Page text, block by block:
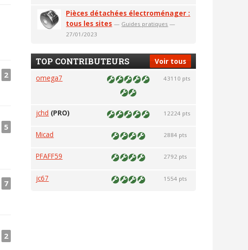
2
5
7
2
Pièces détachées électroménager :
tous les sites — Guides pratiques —
27/01/2023
Voir tous
TOP CONTRIBUTEURS
omega7 43110 pts
jchd (PRO) 12224 pts
Micad 2884 pts
PFAFF59 2792 pts
jc67 1554 pts